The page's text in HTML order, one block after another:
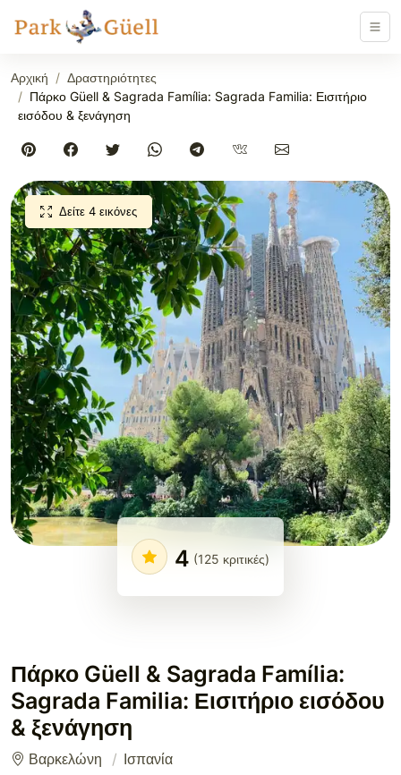
Αρχική
Δραστηριότητες
Πάρκο Güell & Sagrada Família: Sagrada Familia: Εισιτήριο
εισόδου & ξενάγηση
Δείτε 4 εικόνες
4 (125 κριτικές)
Πάρκο Güell & Sagrada Família:
Sagrada Familia: Εισιτήριο εισόδου
& ξενάγηση
Βαρκελώνη Ισπανία